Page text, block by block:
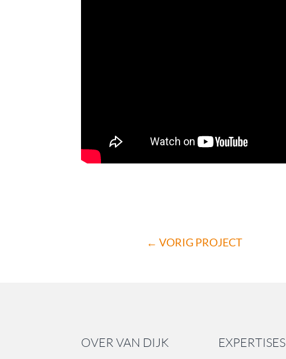
← VORIG PROJECT
OVER VAN DIJK EXPERTISES